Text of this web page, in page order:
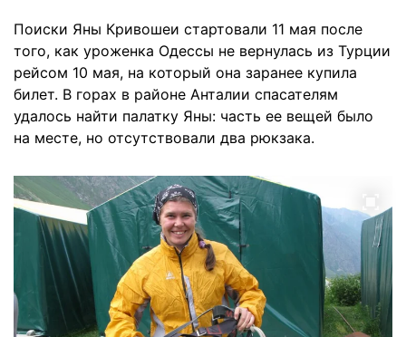
Поиски Яны Кривошеи стартовали 11 мая после
того, как уроженка Одессы не вернулась из Турции
рейсом 10 мая, на который она заранее купила
билет. В горах в районе Анталии спасателям
удалось найти палатку Яны: часть ее вещей было
на месте, но отсутствовали два рюкзака.